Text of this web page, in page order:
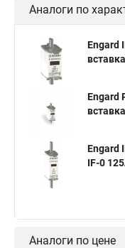
Аналоги по
Engard
Engard
Engard
IF-0
Аналоги по цене